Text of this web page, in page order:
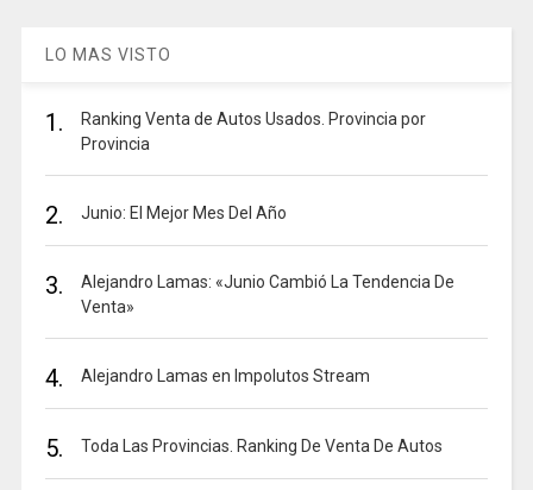
LO MAS VISTO
1.
Ranking Venta de Autos Usados. Provincia por
Provincia
2. Junio: El Mejor Mes Del Año
3.
Alejandro Lamas: «Junio Cambió La Tendencia De
Venta»
4. Alejandro Lamas en Impolutos Stream
5. Toda Las Provincias. Ranking De Venta De Autos